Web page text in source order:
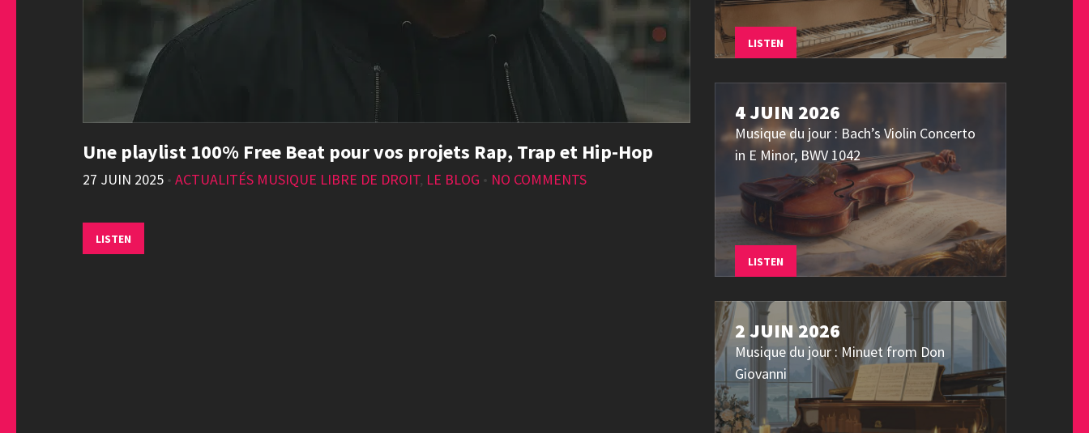
Une playlist 100% Free Beat pour vos projets Rap, Trap et Hip-Hop
27 JUIN 2025 • ACTUALITÉS MUSIQUE LIBRE DE DROIT, LE BLOG • NO COMMENTS
LISTEN
LISTEN
4 JUIN 2026
Musique du jour : Bach’s Violin Concerto
in E Minor, BWV 1042
LISTEN
2 JUIN 2026
Musique du jour : Minuet from Don
Giovanni